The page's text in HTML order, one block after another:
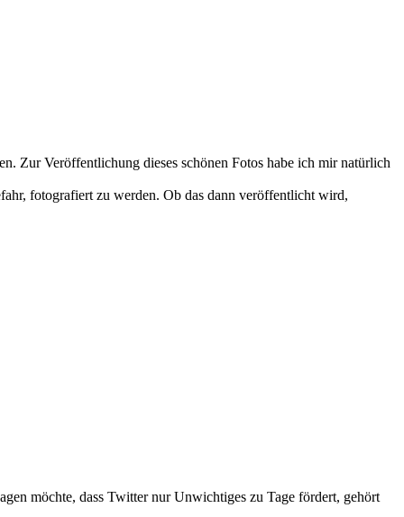
Zur Veröffentlichung dieses schönen Fotos habe ich mir natürlich
fotografiert zu werden. Ob das dann veröffentlicht wird,
möchte, dass Twitter nur Unwichtiges zu Tage fördert, gehört